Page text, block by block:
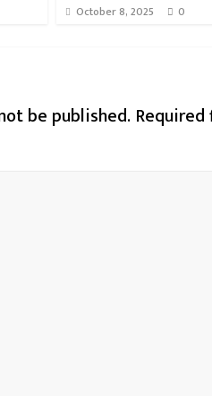
October 8, 2025 0
be published.